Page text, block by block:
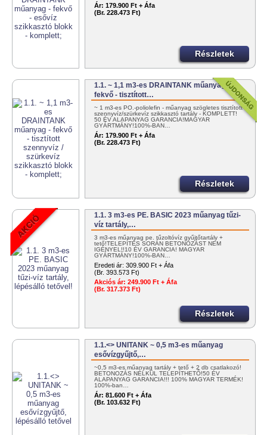
Ár: 179.900 Ft + Áfa
(Br. 228.473 Ft)
Részletek
1.1. ~ 1,1 m3-es DRAINTANK műanyag -
fekvő - tisztított…
~ 1 m3-es PO.-poliolefin - műanyag szögletes tisztított
szennyvíz/szürkevíz szikkasztó tartály - KOMPLETT!
50 ÉV ALAPANYAG GARANCIA!MAGYAR
GYÁRTMÁNY!100%-BAN…
Ár: 179.900 Ft + Áfa
(Br. 228.473 Ft)
Részletek
1.1. 3 m3-es PE. BASIC 2023 műanyag tűzi-
víz tartály,…
3 m3-es műanyag pe. tűzoltóvíz gyűjtőtartály +
tető!TELEPÍTÉS SORÁN BETONOZÁST NEM
IGÉNYEL!!10 ÉV GARANCIA! MAGYAR
GYÁRTMÁNY!100%-BAN…
Eredeti ár: 309.900 Ft + Áfa
(Br. 393.573 Ft)
Akciós ár: 249.900 Ft + Áfa
(Br. 317.373 Ft)
Részletek
1.1.<> UNITANK ~ 0,5 m3-es műanyag
esővízgyűjtő,…
~0,5 m3-es műanyag tartály + tető + 2 db csatlakozó!
BETONOZÁS NÉLKÜL TELEPÍTHETŐ!50 ÉV
ALAPANYAG GARANCIA!!! 100% MAGYAR TERMÉK!
100%-ban…
Ár: 81.600 Ft + Áfa
(Br. 103.632 Ft)